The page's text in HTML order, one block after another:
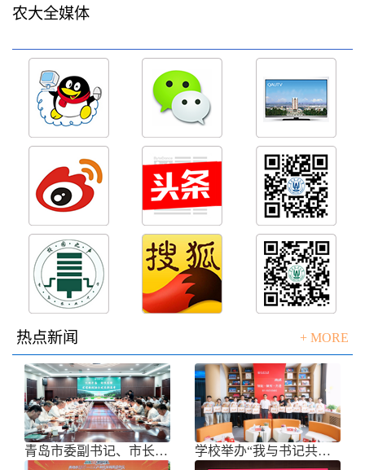
农大全媒体
热点新闻 + MORE
青岛市委副书记、市长任刚来校调研 学校举办“我与书记共话成长”师生面